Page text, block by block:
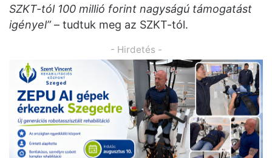
SZKT-tól 100 millió forint nagyságú támogatást
igényel”– tudtuk meg az SZKT-tól.
- Hirdetés -